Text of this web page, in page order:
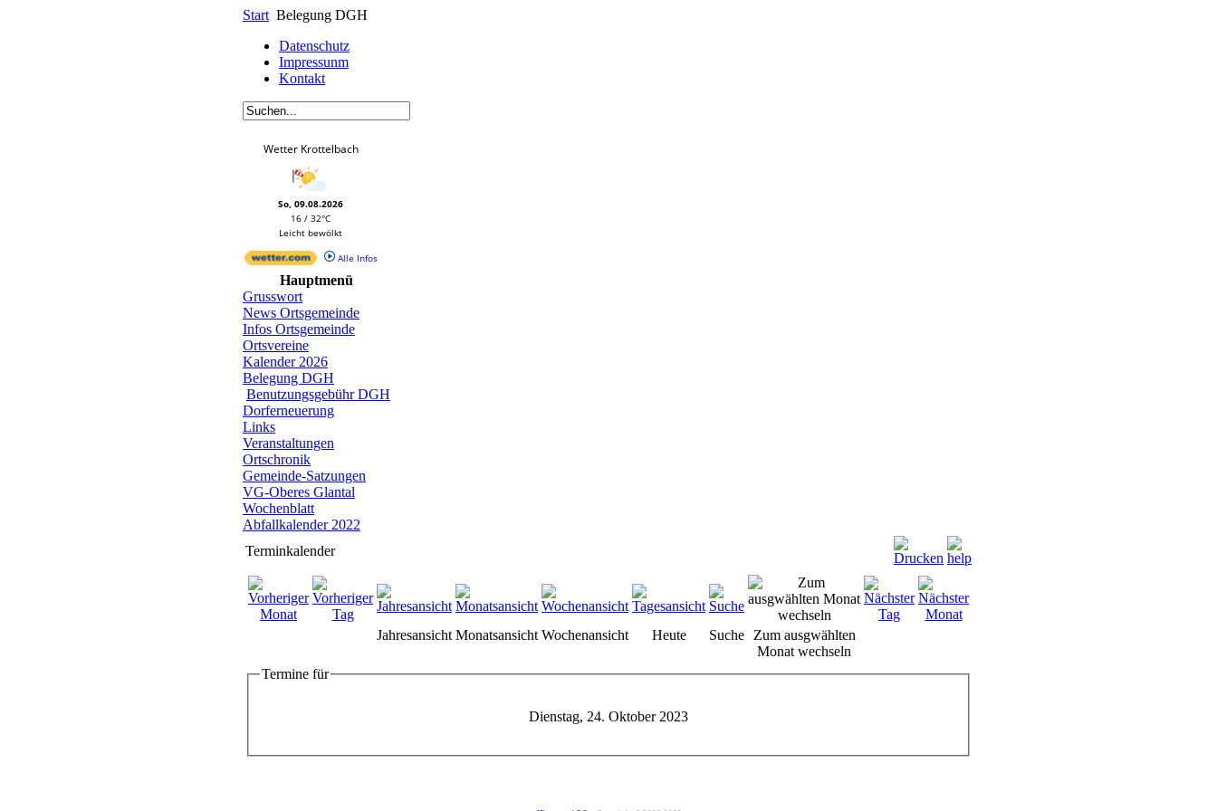
Start Belegung DGH
Datenschutz
Impressunm
Kontakt
Wetter Krottelbach
So, 09.08.2026
16 / 32°C
Leicht bewölkt
Alle Infos
Hauptmenü
Grusswort
News Ortsgemeinde
Infos Ortsgemeinde
Ortsvereine
Kalender 2026
Belegung DGH
Benutzungsgebühr DGH
Dorferneuerung
Links
Veranstaltungen
Ortschronik
Gemeinde-Satzungen
VG-Oberes Glantal
Wochenblatt
Abfallkalender 2022
Terminkalender
Jahresansicht Monatsansicht Wochenansicht Heute Suche
Zum ausgwählten
Monat wechseln
Termine für
Dienstag, 24. Oktober 2023